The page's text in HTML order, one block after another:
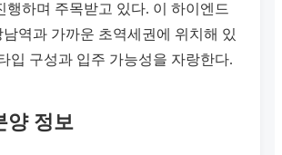
행하며 주목받고 있다. 이 하이엔드
역과 가까운 초역세권에 위치해 있
입 구성과 입주 가능성을 자랑한다.
양 정보